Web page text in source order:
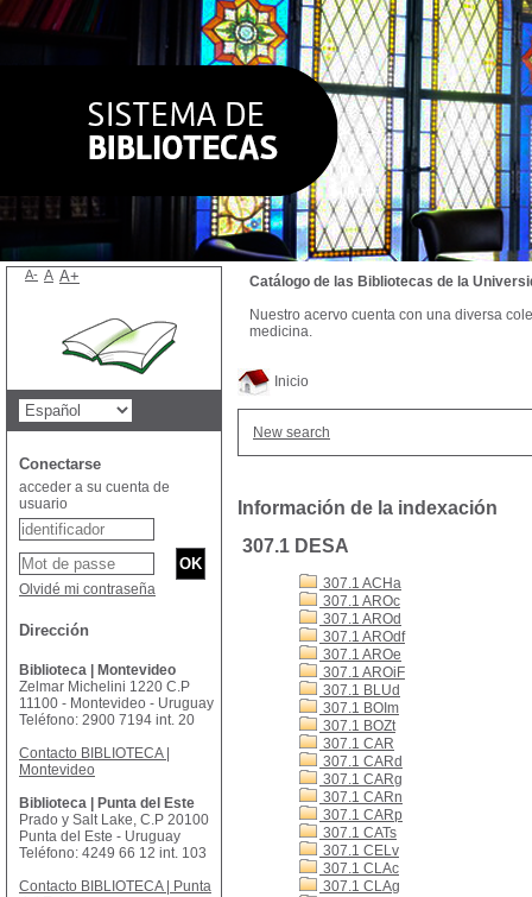
Inicio
New search
Información de la indexación
307.1 DESA
307.1 ACHa
307.1 AROc
307.1 AROd
307.1 AROdf
307.1 AROe
307.1 AROiF
307.1 BLUd
307.1 BOIm
307.1 BOZt
307.1 CAR
307.1 CARd
307.1 CARg
307.1 CARn
307.1 CARp
307.1 CATs
307.1 CELv
307.1 CLAc
307.1 CLAg
Catálogo de las Bibliotecas de la
Nuestro acervo cuenta con una diversa
medicina.
A- A A+
Conectarse
acceder a su cuenta de
usuario
Olvidé mi contraseña
Dirección
Biblioteca | Montevideo
Zelmar Michelini 1220 C.P
11100 - Montevideo - Uruguay
Teléfono: 2900 7194 int. 20
Contacto BIBLIOTECA |
Montevideo
Biblioteca | Punta del Este
Prado y Salt Lake, C.P 20100
Punta del Este - Uruguay
Teléfono: 4249 66 12 int. 103
Contacto BIBLIOTECA | Punta